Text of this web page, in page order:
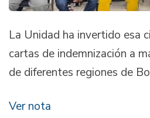
La Unidad ha invertido esa
cartas de indemnización a
de diferentes regiones de
Ver nota